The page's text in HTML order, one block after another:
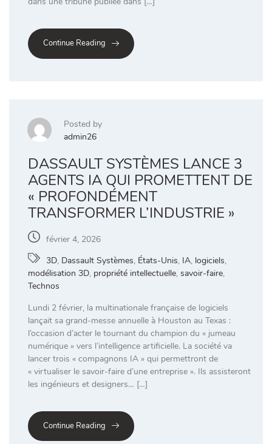
Continue Reading
Posted by
admin26
DASSAULT SYSTÈMES LANCE 3
AGENTS IA QUI PROMETTENT DE
« PROFONDÉMENT
TRANSFORMER L’INDUSTRIE »
février 4, 2026
3D, Dassault Systèmes, États-Unis, IA, logiciels,
modélisation 3D, propriété intellectuelle, savoir-faire,
Technos
Lundi 2 février, la multinationale française de logiciels
lançait sa grand-messe annuelle à Houston au Texas :
l’occasion d’acter le tournant du champion du « jumeau
numérique » vers l’intelligence artificielle. La société va
lancer trois « compagnons IA » qui permettront de
« virtualiser le savoir-faire d’une entreprise ». Ils assisteront
les ingénieurs et designers… […]
Continue Reading